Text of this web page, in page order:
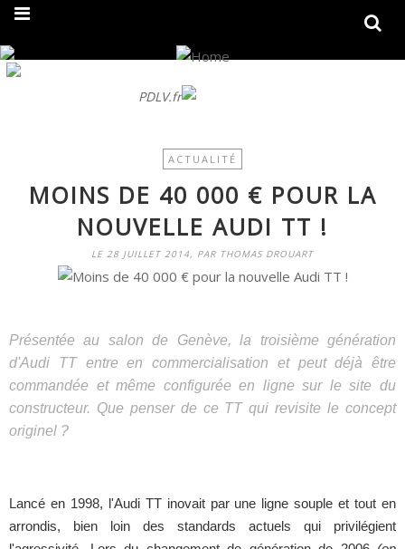
PDLV.fr
ACTUALITÉ
MOINS DE 40 000 € POUR LA
NOUVELLE AUDI TT !
LE 28 JUILLET 2014, PAR THOMAS DROUART
Présentée au salon de Genève, la troisième génération
d'Audi TT entre en commercialisation et peut déjà être
commandée et même configurée en ligne sur le site du
constructeur. Que penser de ce TT qui revisite le concept
originel ?
Lancé en 1998, l'Audi TT inovait par une ligne souple et tout en
arrondis, bien loin des standards actuels qui privilégient